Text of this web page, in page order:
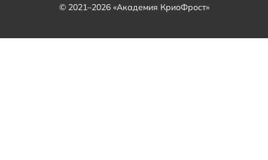
© 2021–2026 «Академия КриоФрост»